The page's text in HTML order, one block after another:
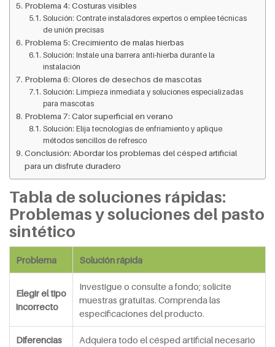
Problema 4: Costuras visibles
Solución: Contrate instaladores expertos o emplee técnicas
de unión precisas
Problema 5: Crecimiento de malas hierbas
Solución: Instale una barrera anti-hierba durante la
instalación
Problema 6: Olores de desechos de mascotas
Solución: Limpieza inmediata y soluciones especializadas
para mascotas
Problema 7: Calor superficial en verano
Solución: Elija tecnologías de enfriamiento y aplique
métodos sencillos de refresco
Conclusión: Abordar los problemas del césped artificial
para un disfrute duradero
Tabla de soluciones rápidas:
Problemas y soluciones del pasto
sintético
Problema Solución rápida
Elegir el tipo
incorrecto
Investigue o consulte a fondo; solicite
muestras gratuitas. Comprenda las
especificaciones del producto.
Diferencias
Adquiera todo el césped artificial necesario